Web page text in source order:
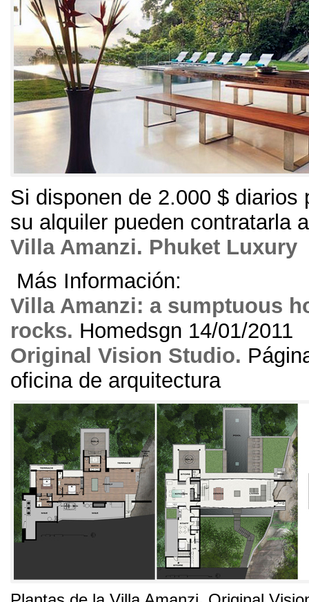
Si disponen de 2.000 $ diarios
su alquiler pueden contratarla
Villa Amanzi. Phuket Luxury
Más Información:
Villa Amanzi: a sumptuous
rocks. Homedsgn 14/01/2011
Original Vision Studio.
oficina de arquitectura